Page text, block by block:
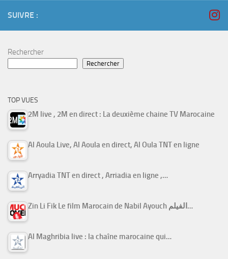
SUIVRE :
Rechercher
Rechercher
TOP VUES
2M live , 2M en direct : La deuxième chaine TV Marocaine
Al Aoula Live, Al Aoula en direct, Al Oula TNT en ligne
Arryadia TNT en direct , Arriadia en ligne ,…
Zin Li Fik Le film Marocain de Nabil Ayouch الفيلم…
Al Maghribia live : la chaîne marocaine qui…